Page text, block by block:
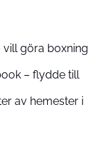
vill göra boxning
– flydde till
av hemester i